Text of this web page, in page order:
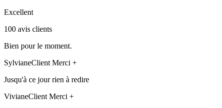
Excellent
100 avis clients
Bien pour le moment.
SylvianeClient Merci +
Jusqu'à ce jour rien à redire
VivianeClient Merci +